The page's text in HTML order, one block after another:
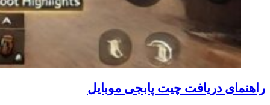
راهنمای دریافت چیت پابجی موبایل